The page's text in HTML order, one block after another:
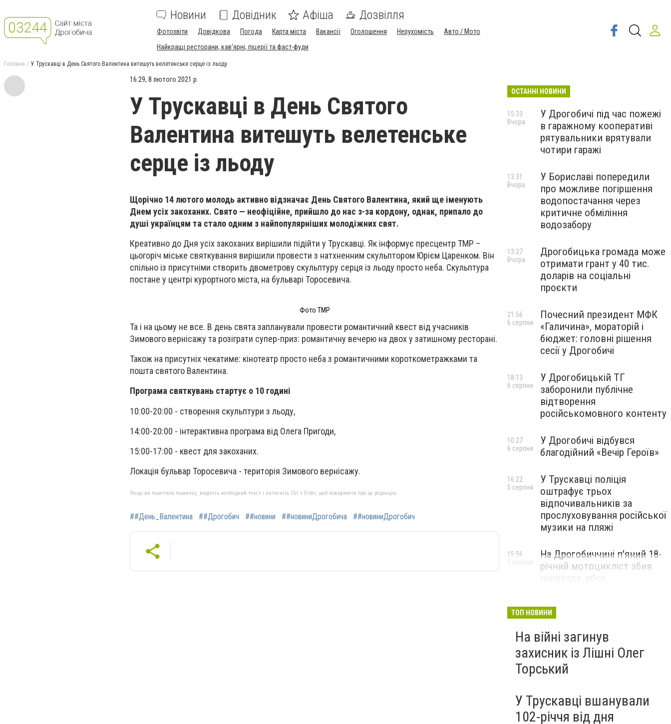
Новини Довідник Афіша Дозвілля
Фотозвіти Довідкова Погода Карта міста Вакансії Оголошення Нерухомість
Авто / Мото
Найкращі ресторани, кав'ярні, піцерії та фаст-фуди
Головна У Трускавці в День Святого Валентина витешуть велетенське серце із льоду
16:29, 8 лютого 2021 р.
У Трускавці в День Святого
Валентина витешуть велетенське
серце із льоду
Щорічно 14 лютого молодь активно відзначає День Святого Валентина, який ще іменують
Днем усіх закоханих. Свято — неофіційне, прийшло до нас з-за кордону, однак, припало до
душі українцям та стало одним з найпопулярніших молодіжних свят.
Креативно до Дня усіх закоханих вирішили підійти у Трускавці. Як інформує пресцентр ТМР –
цьогоріч міське святкування вирішили провести з натхненним скульптором Юрієм Царенком. Він
спільно із присутніми створить двометрову скульптуру серця із льоду просто неба. Скульптура
постане у центрі курортного міста, на бульварі Торосевича.
Фото ТМР
Та і на цьому не все. В день свята запланували провести романтичний квест від учасників
Зимового вернісажу та розіграти супер-приз: романтичну вечерю на двох у затишному ресторані.
Також на присутніх чекатиме: кінотеатр просто неба з романтичними короткометражками та
пошта святого Валентина.
Програма святкувань стартує о 10 годині
10:00-20:00 - створення скульптури з льоду,
14:00-20:00 - інтерактивна програма від Олега Пригоди,
15:00-17:00 - квест для закоханих.
Локація бульвар Торосевича - територія Зимового вернісажу.
Якщо ви помітили помилку, виділіть необхідний текст і натисніть Ctrl + Enter, щоб повідомити про це редакцію
##День_Валентина ##Дрогобич ##новини ##новиниДрогобича ##новиниДрогобич
ОСТАННІ НОВИНИ
У Дрогобичі під час пожежі
в гаражному кооперативі
рятувальники врятували
чотири гаражі
15:33
Вчора
У Бориславі попередили
про можливе погіршення
водопостачання через
критичне обміління
водозабору
13:31
Вчора
Дрогобицька громада може
отримати грант у 40 тис.
доларів на соціальні
проєкти
13:27
Вчора
Почесний президент МФК
«Галичина», мораторій і
бюджет: головні рішення
сесії у Дрогобичі
21:56
6 серпня
У Дрогобицькій ТГ
заборонили публічне
відтворення
російськомовного контенту
18:13
6 серпня
У Дрогобичі відбувся
благодійний «Вечір Героїв»
10:27
6 серпня
У Трускавці поліція
оштрафує трьох
відпочивальників за
прослуховування російської
музики на пляжі
16:22
5 серпня
На Дрогобиччині п'яний 18-
річний мотоцикліст збив
пішохода: обох
15:56
5 серпня
ТОП НОВИНИ
На війні загинув
захисник із Лішні Олег
Торський
У Трускавці вшанували
102-річчя від дня